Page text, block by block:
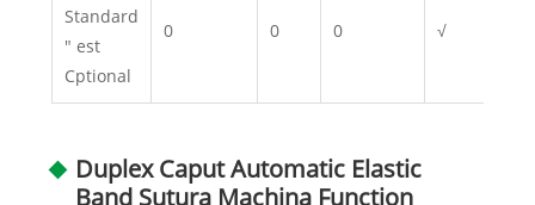
Standard
" est
Cptional
0 0 0 √
Duplex Caput Automatic Elastic
Band Sutura Machina Function